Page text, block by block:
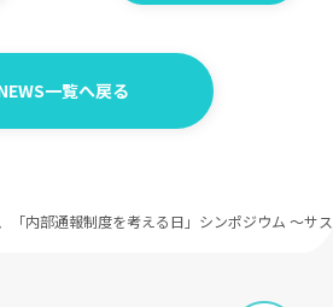
一覧へ戻る
「内部通報制度を考える日」シンポジウム ～